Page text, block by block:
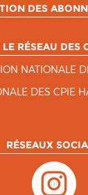
DES
LE RÉSEAU DES
NATIONALE
DES CPIE
RÉSEAUX